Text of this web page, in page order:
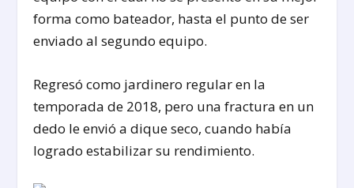
forma como bateador, hasta el punto de ser
enviado al segundo equipo.
Regresó como jardinero regular en la
temporada de 2018, pero una fractura en un
dedo le envió a dique seco, cuando había
logrado estabilizar su rendimiento.